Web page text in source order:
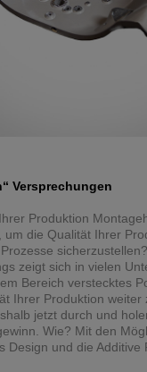
Versprechungen
Produktion
um die Qualität Ihrer
zeigt sich in vielen
Bereich verstecktes
Ihrer Produktion weiter
jetzt durch und
Wie? Mit den
Design und die Additive